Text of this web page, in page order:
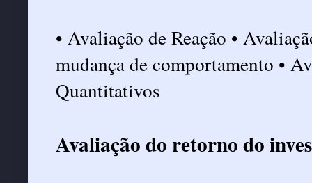
• Avaliação de Reação •
mudança de comportamento •
Quantitativos
Avaliação do retorno do